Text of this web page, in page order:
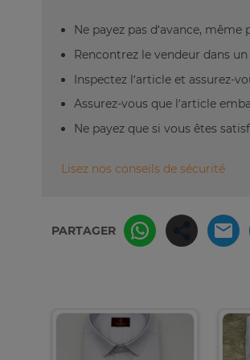
Ne payez pas d’avance, même
Rencontrez le vendeur dans
Inspectez l’article et assurez-
Assurez-vous que l’article
Ne payez que si vous êtes
Lisez nos conseils de sécurité
PARTAGER